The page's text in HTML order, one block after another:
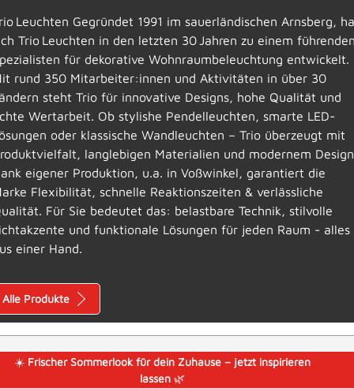
Leuchten Gegründet 1991 im sauerländischen Arnsberg,
Trio Leuchten in den letzten 30 Jahren zu einem
für dekorative Wohnraumbeleuchtung entwickelt.
rund 350 Mitarbeiter:innen und Aktivitäten in über 30
steht Trio für innovative Designs, hohe Qualität und
Wertarbeit. Ob stylishe Pendelleuchten, smarte LED-
oder klassische Wandleuchten – Trio überzeugt mit
langlebigen Materialien und modernem
eigener Produktion, u.a. in Voßwinkel, garantiert die
Flexibilität, schnelle Reaktionszeiten & verlässliche
Für Sie bedeutet das: belastbare Technik, stilvolle
und funktionale Lösungen für jeden Raum - alles
einer Hand.
Alle Produkte
☀️ Frischer Sommerlook für dein Zuhause – jetzt inspirieren
lassen🌿